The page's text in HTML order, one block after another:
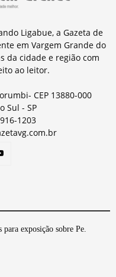
Ligabue, a Gazeta de
em Vargem Grande do
da cidade e região com
ao leitor.
CEP 13880-000
Sul - SP
1203
exposição sobre Pe.